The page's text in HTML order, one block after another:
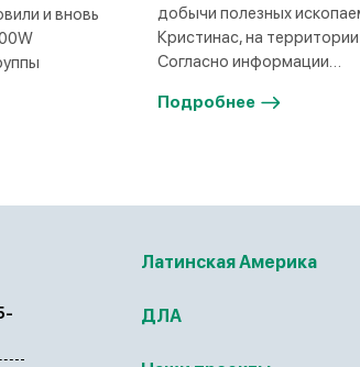
и вновь
добычи полезных
Кристинас, на
Согласно информации…
Подробнее
Латинская Америка
ДЛА